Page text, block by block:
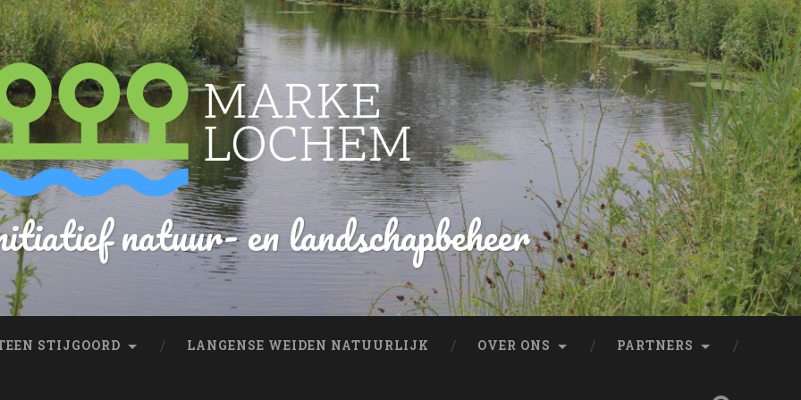
natuur- en landschapbeheer
STIJGOORD LANGENSE WEIDEN NATUURLIJK OVER ONS PARTNERS